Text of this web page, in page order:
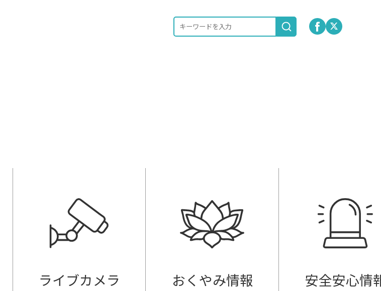
ライブカメラ おくやみ情報 安全安心情